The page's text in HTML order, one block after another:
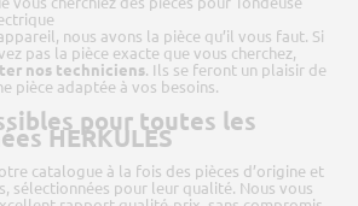
nous avons la pièce qu’il vous faut. Si
pas la pièce exacte que vous cherchez,
nos techniciens. Ils se feront un plaisir de
pièce adaptée à vos besoins.
pour toutes les
HERKULES
catalogue à la fois des pièces d’origine et
sélectionnées pour leur qualité. Nous vous